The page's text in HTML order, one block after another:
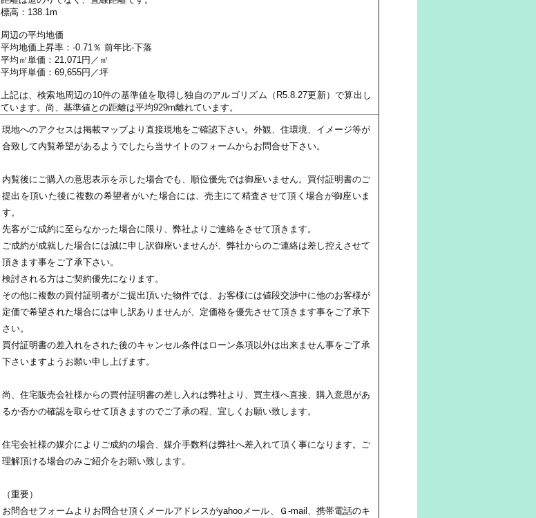
標高：138.1m
周辺の平均地価
平均地価上昇率：-0.71％ 前年比-下落
平均㎡単価：21,071円／㎡
平均坪単価：69,655円／坪
上記は、検索地周辺の10件の基準値を取得し独自のアルゴリズム（R5.8.27更新）で算出し
ています。尚、基準値との距離は平均929m離れています。
現地へのアクセスは掲載マップより直接現地をご確認下さい。外観、住環境、イメージ等が
合致して内覧希望があるようでしたら当サイトのフォームからお問合せ下さい。
内覧後にご購入の意思表示を示した場合でも、順位優先では御座いません。買付証明書のご
提出を頂いた後に複数の希望者がいた場合には、売主にて精査させて頂く場合が御座いま
す。
先客がご成約に至らなかった場合に限り、弊社よりご連絡をさせて頂きます。
ご成約が成就した場合には誠に申し訳御座いませんが、弊社からのご連絡は差し控えさせて
頂きます事をご了承下さい。
検討される方はご契約優先になります。
その他に複数の買付証明者がご提出頂いた物件では、お客様には値段交渉中に他のお客様が
定価で希望された場合には申し訳ありませんが、定価格を優先させて頂きます事をご了承下
さい。
買付証明書の差入れをされた後のキャンセル条件はローン条項以外は出来ません事をご了承
下さいますようお願い申し上げます。
尚、住宅販売会社様からの買付証明書の差し入れは弊社より、買主様へ直接、購入意思があ
るか否かの確認を取らせて頂きますのでご了承の程、宜しくお願い致します。
住宅会社様の媒介によりご成約の場合、媒介手数料は弊社へ差入れて頂く事になります。ご
理解頂ける場合のみご紹介をお願い致します。
（重要）
お問合せフォームよりお問合せ頂くメールアドレスがyahooメール、Ｇ-mail、携帯電話のキ